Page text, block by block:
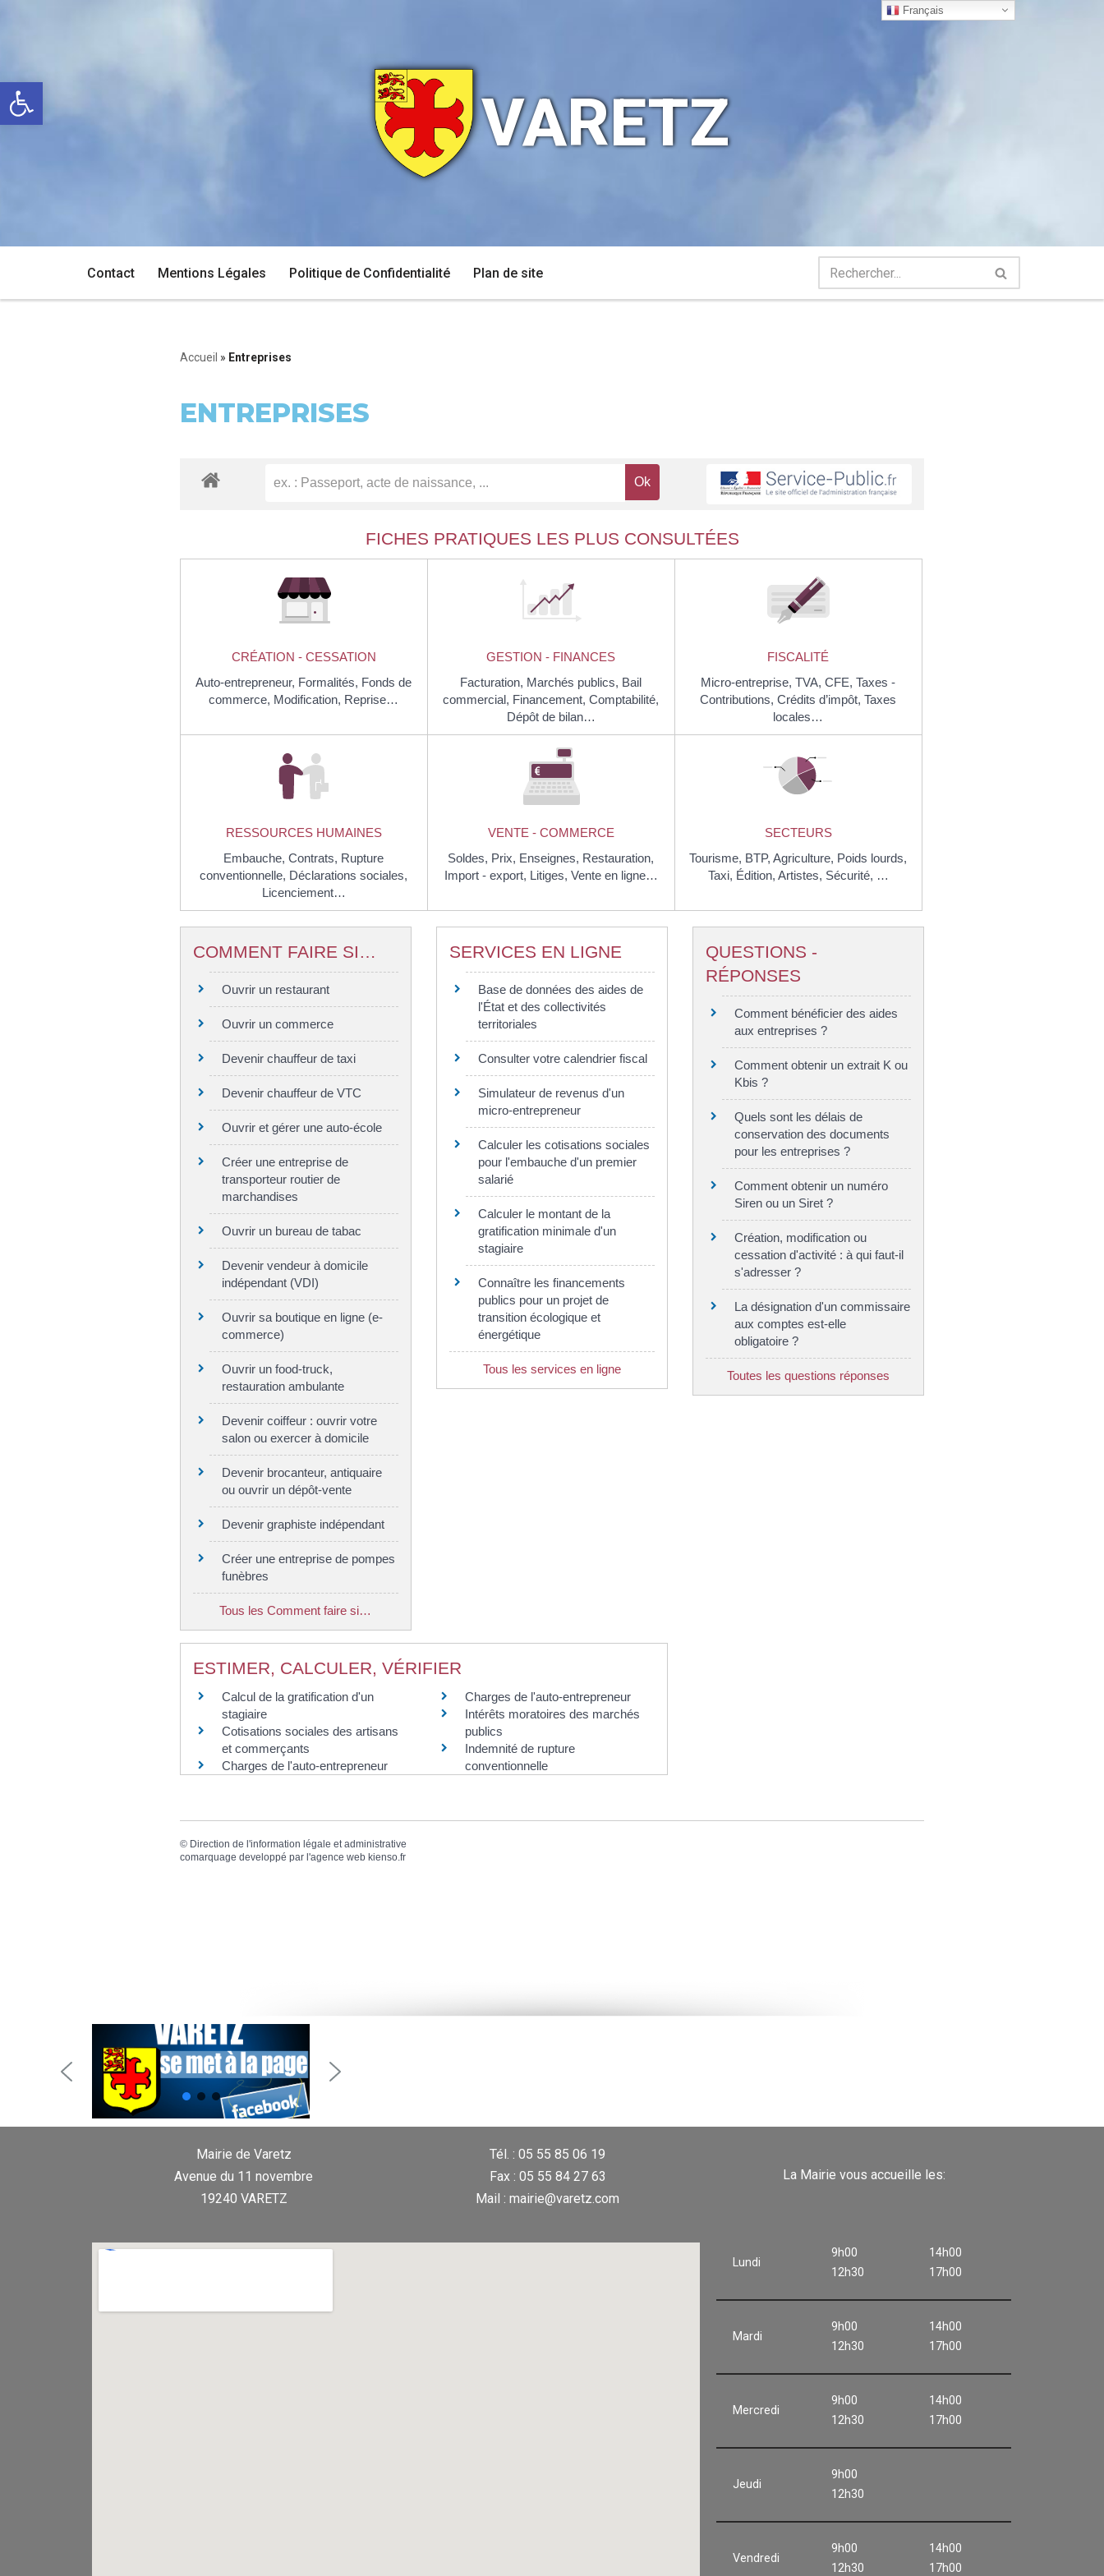
Ouvrir la barre d’outils
contenu
VARETZ
Contact Mentions Légales Politique de Confidentialité Plan de site
Accueil » Entreprises
ENTREPRISES
FICHES PRATIQUES LES PLUS CONSULTÉES
CRÉATION - CESSATION
Auto-entrepreneur, Formalités, Fonds de
commerce, Modification, Reprise…
GESTION - FINANCES
Facturation, Marchés publics, Bail
commercial, Financement,Comptabilité,
Dépôt de bilan…
FISCALITÉ
Micro-entreprise,TVA,CFE,Taxes -
Contributions,Crédits d’impôt,Taxes
locales…
RESSOURCES HUMAINES
Embauche,Contrats, Rupture
conventionnelle, Déclarations sociales,
Licenciement…
VENTE - COMMERCE
Soldes, Prix, Enseignes, Restauration,
Import - export, Litiges, Vente en ligne…
SECTEURS
Tourisme, BTP,Agriculture, Poids lourds,
Taxi, Édition, Artistes, Sécurité, …
COMMENT FAIRE SI…
Ouvrir un restaurant
Ouvrir un commerce
Devenir chauffeur de taxi
Devenir chauffeur de VTC
Ouvrir et gérer une auto-école
Créer une entreprise de
transporteur routier de
marchandises
Ouvrir un bureau de tabac
Devenir vendeur à domicile
indépendant (VDI)
Ouvrir sa boutique en ligne (e-
commerce)
Ouvrir un food-truck,
restauration ambulante
Devenir coiffeur : ouvrir votre
salon ou exercer à domicile
Devenir brocanteur, antiquaire
ou ouvrir un dépôt-vente
Devenir graphiste indépendant
Créer une entreprise de pompes
funèbres
Tous les Comment faire si…
SERVICES EN LIGNE
Base de données des aides de
l'État et des collectivités
territoriales
Consulter votre calendrier fiscal
Simulateur de revenus d'un
micro-entrepreneur
Calculer les cotisations sociales
pour l'embauche d'un premier
salarié
Calculer le montant de la
gratification minimale d'un
stagiaire
Connaître les financements
publics pour un projet de
transition écologique et
énergétique
Tous les services en ligne
QUESTIONS -
RÉPONSES
Comment bénéficier des aides
aux entreprises ?
Comment obtenir un extrait K ou
Kbis ?
Quels sont les délais de
conservation des documents
pour les entreprises ?
Comment obtenir un numéro
Siren ou un Siret ?
Création, modification ou
cessation d'activité : à qui faut-il
s'adresser ?
La désignation d'un commissaire
aux comptes est-elle
obligatoire ?
Toutes les questions réponses
ESTIMER, CALCULER, VÉRIFIER
Calcul de la gratification d'un
stagiaire
Cotisations sociales des artisans
et commerçants
Charges de l'auto-entrepreneur
Charges de l'auto-entrepreneur
Intérêts moratoires des marchés
publics
Indemnité de rupture
conventionnelle
© Direction de l'information légale et administrative
comarquage developpé par l'agence web kienso.fr
Mairie de Varetz
Avenue du 11 novembre
19240 VARETZ
Tél. : 05 55 85 06 19
Fax : 05 55 84 27 63
Mail : mairie@varetz.com
La Mairie vous accueille les:
Lundi
9h00
12h30
14h00
17h00
Mardi
9h00
12h30
14h00
17h00
Mercredi
9h00
12h30
14h00
17h00
Jeudi
9h00
12h30
Vendredi
9h00
12h30
14h00
17h00
Français